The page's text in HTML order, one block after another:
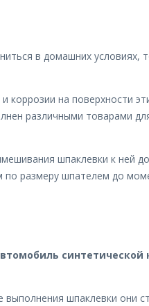
в домашних условиях,
на поверхности
различными товарами
шпаклевки к ней
размеру шпателем до
синтетической
шпаклевки они